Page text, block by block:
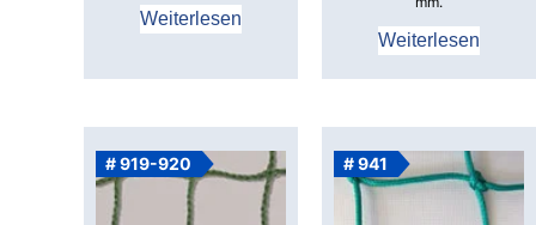
Weiterlesen
Weiterlesen
# 919-920 # 941